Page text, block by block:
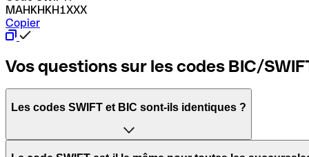
MAHKHKH1XXX
Copier
Vos questions sur les codes BIC/
Les codes SWIFT et BIC sont-ils identiques ?